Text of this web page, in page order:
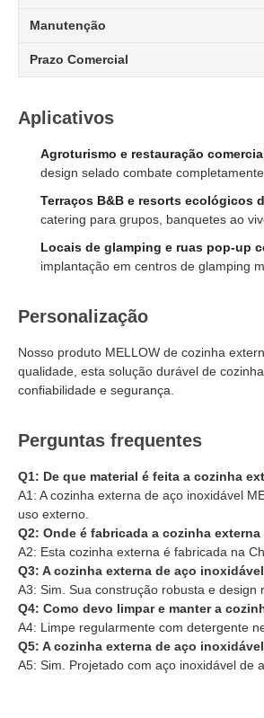
Manutenção
Prazo Comercial
Aplicativos
Agroturismo e restauração
design selado combate
Terraços B&B e resorts ecológicos
catering para grupos, banquetes ao
Locais de glamping e ruas pop-up
implantação em centros de glamping
Personalização
Nosso produto MELLOW de cozinha
qualidade, esta solução durável de
confiabilidade e segurança.
Perguntas frequentes
Q1: De que material é feita a cozinha
A1: A cozinha externa de aço inoxidável
uso externo.
Q2: Onde é fabricada a cozinha
A2: Esta cozinha externa é fabricada na
Q3: A cozinha externa de aço
A3: Sim. Sua construção robusta e
Q4: Como devo limpar e manter a
A4: Limpe regularmente com detergente
Q5: A cozinha externa de aço
A5: Sim. Projetado com aço inoxidável de